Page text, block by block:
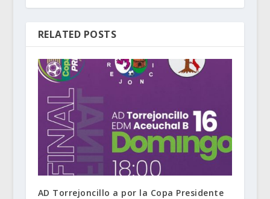
RELATED POSTS
AD Torrejoncillo a por la Copa Presidente